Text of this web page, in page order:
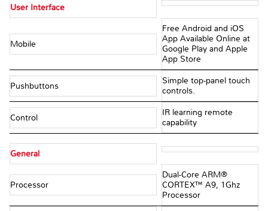
User Interface
Mobile
Free Android and iOS
App Available Online at
Google Play and Apple
App Store
Pushbuttons
Simple top-panel touch
controls.
Control
IR learning remote
capability
General
Processor
Dual-Core ARM®
CORTEX™ A9, 1Ghz
Processor